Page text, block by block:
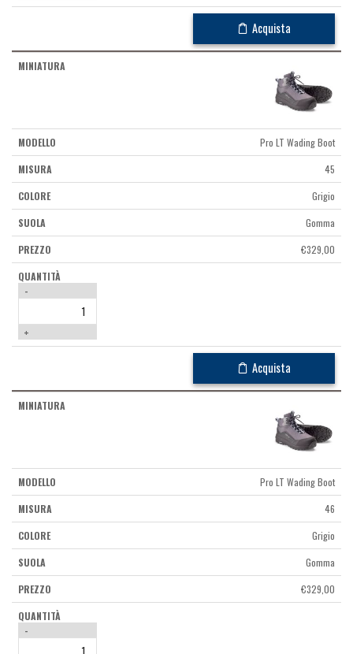
Acquista
Pro LT Wading Boot
45
Grigio
Gomma
€329,00
-
+
Acquista
Pro LT Wading Boot
46
Grigio
Gomma
€329,00
-